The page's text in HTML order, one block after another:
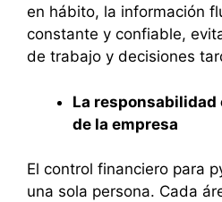
en hábito, la información
constante y confiable,
de trabajo y decisiones
La
de la empresa
El control financiero para
una sola persona. Cada